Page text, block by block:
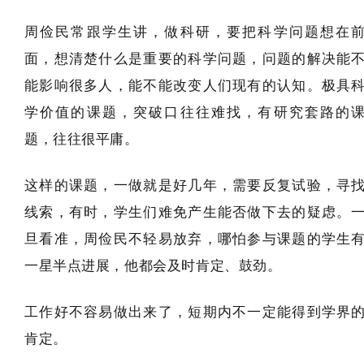
周俭民常跟学生讲，做科研，要把科学问题想在
面，想清楚什么是重要的科学问题，问题的解决能
能影响很多人，能不能改变人们现有的认知。极具
学价值的课题，突破口往往难找，有研究套路的
题，往往很平庸。
这样的课题，一做就是好几年，需要反复试验，寻
线索，有时，学生们难免产生能否做下去的疑虑。
旦看准，周俭民不轻易放弃，哪怕参与课题的学生
一星半点进展，他都会及时肯定、鼓劲。
工作好不容易做出来了，短期内不一定能得到学界
肯定。